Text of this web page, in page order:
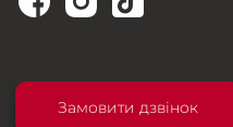
Замовити дзвінок